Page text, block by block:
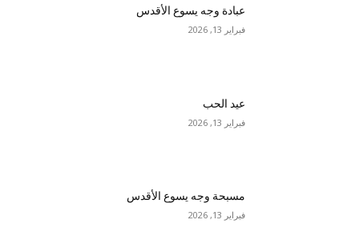
عبادة وجه يسوع الأقدس
فبراير 13, 2026
عيد الحب
فبراير 13, 2026
مسبحة وجه يسوع الأقدس
فبراير 13, 2026